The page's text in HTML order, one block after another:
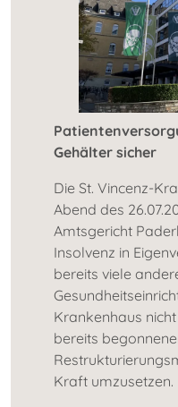
Gehälter sicher
Die St. Vincenz-
Abend des
Amtsgericht
Insolvenz in
bereits viele
Krankenhaus
bereits
Kraft umzusetzen.